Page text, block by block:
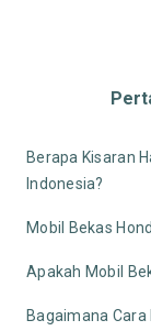
Berapa Kisaran
Indonesia?
Mobil Bekas
Apakah Mobil
Bagaimana Cara